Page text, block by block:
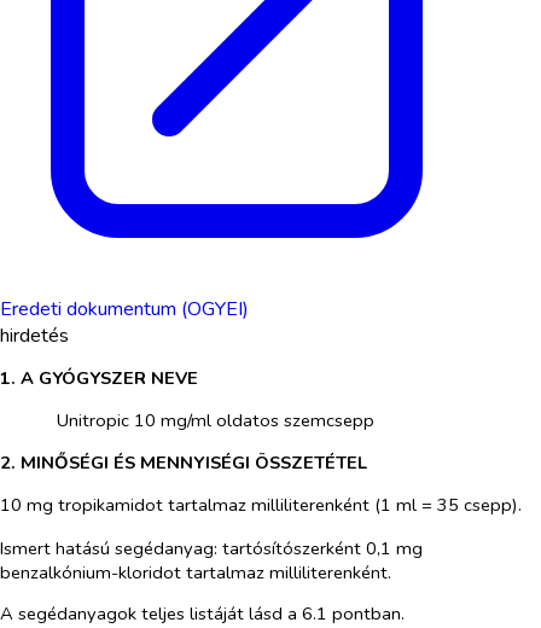
Eredeti dokumentum (OGYEI)
hirdetés
1. A GYÓGYSZER NEVE
Unitropic 10 mg/ml oldatos szemcsepp
2. MINŐSÉGI ÉS MENNYISÉGI ÖSSZETÉTEL
10 mg tropikamidot tartalmaz milliliterenként (1 ml = 35 csepp).
Ismert hatású segédanyag: tartósítószerként 0,1 mg
benzalkónium-kloridot tartalmaz milliliterenként.
A segédanyagok teljes listáját lásd a 6.1 pontban.